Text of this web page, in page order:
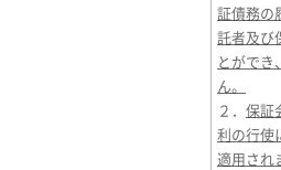
証債務の
託者及び
とができ
ん。
２． 保証
利の行使
適用され